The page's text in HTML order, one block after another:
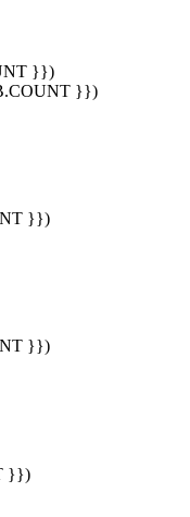
}})
}})
}})
}})
}})